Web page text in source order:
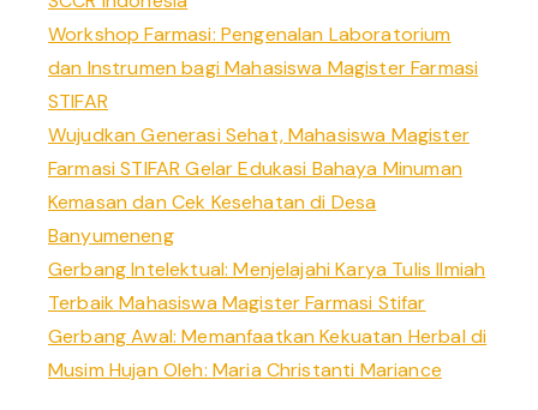
Workshop Farmasi: Pengenalan Laboratorium
dan Instrumen bagi Mahasiswa Magister Farmasi
STIFAR
Wujudkan Generasi Sehat, Mahasiswa Magister
Farmasi STIFAR Gelar Edukasi Bahaya Minuman
Kemasan dan Cek Kesehatan di Desa
Banyumeneng
Gerbang Intelektual: Menjelajahi Karya Tulis Ilmiah
Terbaik Mahasiswa Magister Farmasi Stifar
Gerbang Awal: Memanfaatkan Kekuatan Herbal di
Musim Hujan Oleh: Maria Christanti Mariance